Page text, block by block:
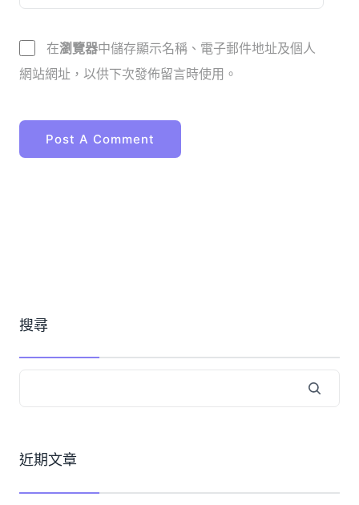
在瀏覽器中儲存顯示名稱、電子郵件地址及個人
網站網址，以供下次發佈留言時使用。
搜尋
近期文章